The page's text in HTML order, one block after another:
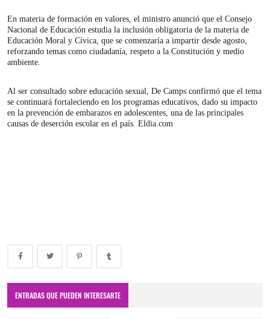
En materia de formación en valores, el ministro anunció que el Consejo
Nacional de Educación estudia la inclusión obligatoria de la materia de
Educación Moral y Cívica, que se comenzaría a impartir desde agosto,
reforzando temas como ciudadanía, respeto a la Constitución y medio
ambiente.
Al ser consultado sobre educación sexual, De Camps confirmó que el tema
se continuará fortaleciendo en los programas educativos, dado su impacto
en la prevención de embarazos en adolescentes, una de las principales
causas de deserción escolar en el país. Eldia.com
ENTRADAS QUE PUEDEN INTERESARTE